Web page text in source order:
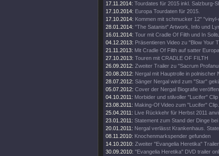
17.11.2014: Tourdates für 2015 inkl. Salzburg-
17.10.2014: Europa Tourdaten für 2015.
17.10.2014: Kommen mit schmucker 12" "vinyl-
28.01.2014: "The Satanist" Artwork, Info und
16.01.2014: Tour mit Cradle Of Filth und In
04.12.2013: Präsentieren Video zu "Blow Your
21.11.2013: Mit Cradle Of Filth auf satter
27.10.2013: Touren mit CRADLE OF FILTH
26.09.2012: Zweiter Trailer zu "Sacrum
20.08.2012: Nergal mit Hauptrolle in polnischer
28.07.2012: Sänger Nergal wird zum "Star"
05.07.2012: Cover der Nergal Biografie
04.10.2011: Morbider und stilvoller "Lucifer" Clip
23.08.2011: Making-Of Video zum "Lucifer" Clip.
25.04.2011: Live Rückkehr für Herbst 2011
23.01.2011: Statement zum Stand der Dinge
20.01.2011: Nergal verlässt Krankenhaus.
08.11.2010: Knochenmarkspender gefunden
14.10.2010: Zweiter "Evangelia Heretika"
30.09.2010: "Evangelia Heretika" DVD trailer